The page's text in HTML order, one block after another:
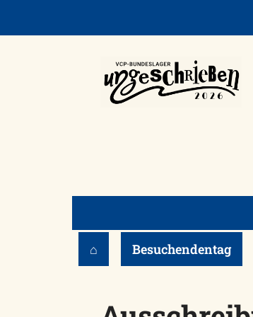
⌂ Besuchendentag